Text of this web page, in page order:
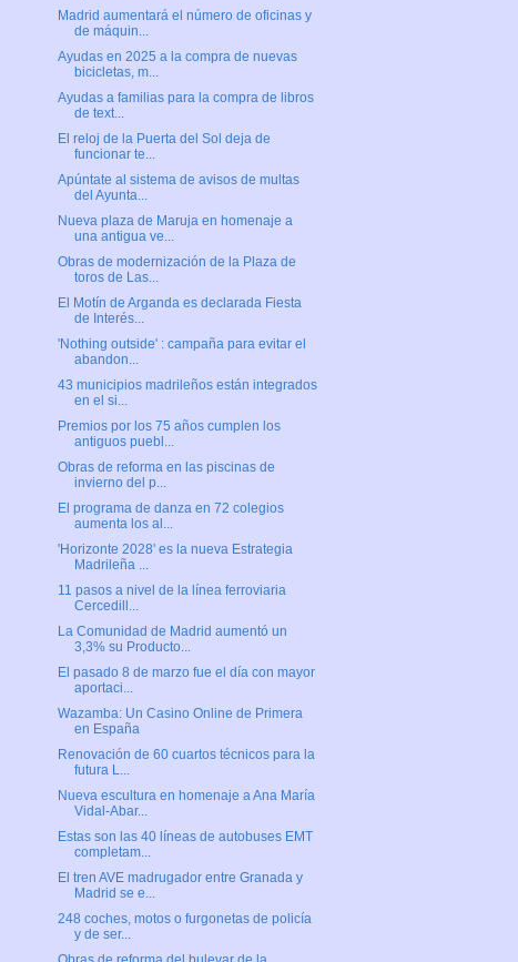
Madrid aumentará el número de oficinas y
de máquin...
Ayudas en 2025 a la compra de nuevas
bicicletas, m...
Ayudas a familias para la compra de libros
de text...
El reloj de la Puerta del Sol deja de
funcionar te...
Apúntate al sistema de avisos de multas
del Ayunta...
Nueva plaza de Maruja en homenaje a
una antigua ve...
Obras de modernización de la Plaza de
toros de Las...
El Motín de Arganda es declarada Fiesta
de Interés...
'Nothing outside' : campaña para evitar el
abandon...
43 municipios madrileños están integrados
en el si...
Premios por los 75 años cumplen los
antiguos puebl...
Obras de reforma en las piscinas de
invierno del p...
El programa de danza en 72 colegios
aumenta los al...
'Horizonte 2028' es la nueva Estrategia
Madrileña ...
11 pasos a nivel de la línea ferroviaria
Cercedill...
La Comunidad de Madrid aumentó un
3,3% su Producto...
El pasado 8 de marzo fue el día con mayor
aportaci...
Wazamba: Un Casino Online de Primera
en España
Renovación de 60 cuartos técnicos para la
futura L...
Nueva escultura en homenaje a Ana María
Vidal-Abar...
Estas son las 40 líneas de autobuses EMT
completam...
El tren AVE madrugador entre Granada y
Madrid se e...
248 coches, motos o furgonetas de policía
y de ser...